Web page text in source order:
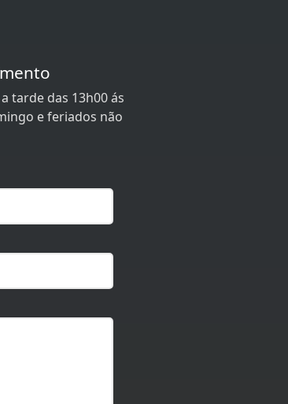
tarde das 13h00 ás
e feriados não